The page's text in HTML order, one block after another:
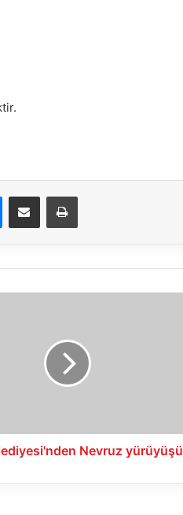
Messenger
E-Mail ile paylaş Yazdır
Nevruz yürüyüşü